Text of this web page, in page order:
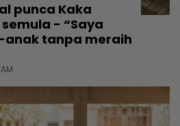
punca Kaka
- “Saya
tanpa meraih